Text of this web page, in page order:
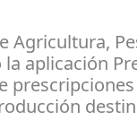
Agricultura,
aplicación